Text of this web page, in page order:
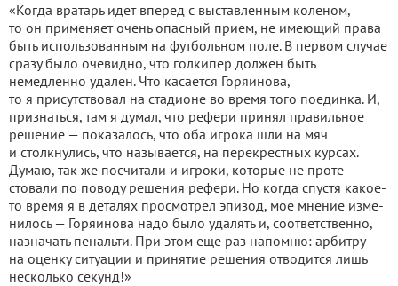
«Когда вратарь идет вперед с выставленным коленом,
то он применяет очень опасный при­ем, не имеющий права
быть ис­пользованным на футбольном поле. В первом случае
сразу бы­ло очевидно, что голкипер дол­жен быть
немедленно удален. Что касается Горяинова,
то я присутствовал на стадионе во время того поединка. И,
при­знаться, там я думал, что рефе­ри принял правильное
решение — показалось, что оба игрока шли на мяч
и столкнулись, что называется, на перекрестных курсах.
Думаю, так же посчита­ли и игроки, которые не проте­
стовали по поводу решения рефери. Но когда спустя какое-
то время я в деталях просмо­трел эпизод, мое мнение изме­
нилось — Горяинова надо было удалять и, соответственно,
на­значать пенальти. При этом еще раз напомню: арбитру
на оцен­ку ситуации и принятие реше­ния отводится лишь
несколько секунд!»